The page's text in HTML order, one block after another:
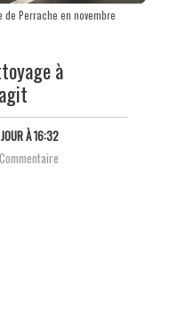
de Perrache en novembre
à
À 16:32